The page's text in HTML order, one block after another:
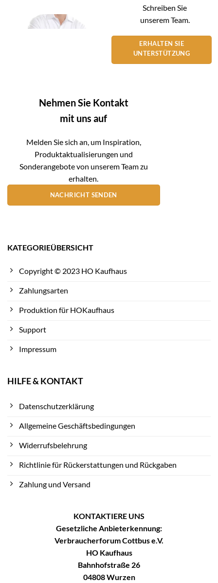
Schreiben Sie
unserem Team.
ERHALTEN SIE
UNTERSTÜTZUNG
Nehmen Sie Kontakt
mit uns auf
Melden Sie sich an, um Inspiration,
Produktaktualisierungen und
Sonderangebote von unserem Team zu
erhalten.
NACHRICHT SENDEN
KATEGORIEÜBERSICHT
Copyright © 2023 HO Kaufhaus
Zahlungsarten
Produktion für HOKaufhaus
Support
Impressum
HILFE & KONTAKT
Datenschutzerklärung
Allgemeine Geschäftsbedingungen
Widerrufsbelehrung
Richtlinie für Rückerstattungen und Rückgaben
Zahlung und Versand
KONTAKTIERE UNS
Gesetzliche Anbieterkennung:
Verbraucherforum Cottbus e.V.
HO Kaufhaus
Bahnhofstraße 26
04808 Wurzen